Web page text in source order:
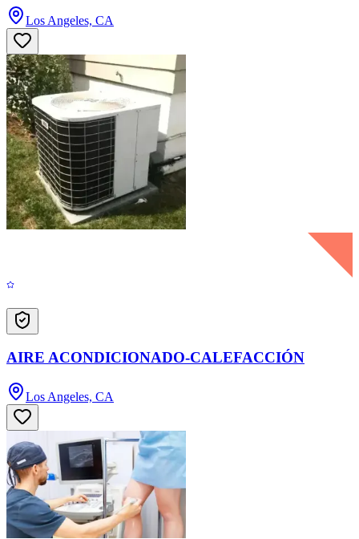
Los Angeles, CA
AIRE ACONDICIONADO-CALEFACCIÓN
Los Angeles, CA